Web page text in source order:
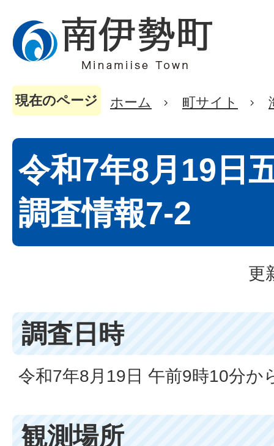
現在のページ ホーム 町サイト
令和7年8月19日
調査情報7-2
更
調査日時
令和7年8月19日 午前9時10分か
観測場所